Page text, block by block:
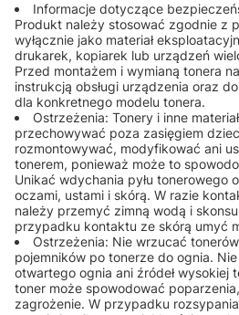
Informacje dotyczące
Produkt należy stosować zgodnie z
wyłącznie jako materiał
drukarek, kopiarek lub urządzeń
Przed montażem i wymianą tonera
instrukcją obsługi urządzenia oraz
dla konkretnego modelu tonera.
Ostrzeżenia: Tonery i inne
przechowywać poza zasięgiem
rozmontowywać, modyfikować ani
tonerem, ponieważ może to
Unikać wdychania pyłu tonerowego
oczami, ustami i skórą. W razie
należy przemyć zimną wodą i
przypadku kontaktu ze skórą umyć
Ostrzeżenia: Nie wrzucać
pojemników po tonerze do ognia.
otwartego ognia ani źródeł wysokiej
toner może spowodować
zagrożenie. W przypadku